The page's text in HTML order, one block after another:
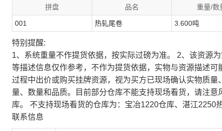
拼盘 品名 重量/数
001 热轧尾卷 3.600吨
特别提醒:
1、系统重量不作提货依据，按实际过磅为准。 2、该资源
等描述信息仅作参考，不作为提货依据，实物与资源描述
过程中出价或购买挂牌资源，视为买方已现场确认实物质
量、数量和品质。目前部分仓库不能支持现场看货，请注
库。 不支持现场看货的仓库为：宝冶1220仓库、湛江2250
联系信息